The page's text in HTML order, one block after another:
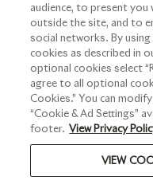
L’ABUS D’ALCOOL
audience, to present
outside the site, and to
social networks. By
cookies as described in
optional cookies select
agree to all optional
Cookies.” You can
“Cookie & Ad Settings”
footer. View Privacy
VIEW